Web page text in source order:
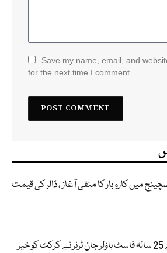
Save my name, email, and
for the next time I comment.
میں کاروبار کا منفی آغاز ، ڈالر کی قیمت
انگلینڈ کے 25 سالہ فاسٹ باؤلر جان ٹرنر نے کرکٹ کو خیر